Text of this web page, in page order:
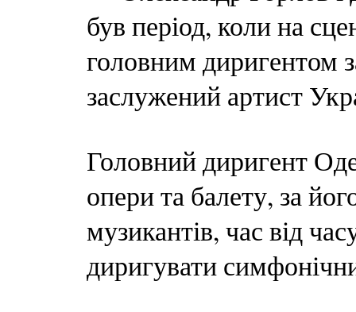
був період, коли на
головним диригентом
заслужений артист
Головний диригент
опери та балету, за
музикантів, час від
диригувати